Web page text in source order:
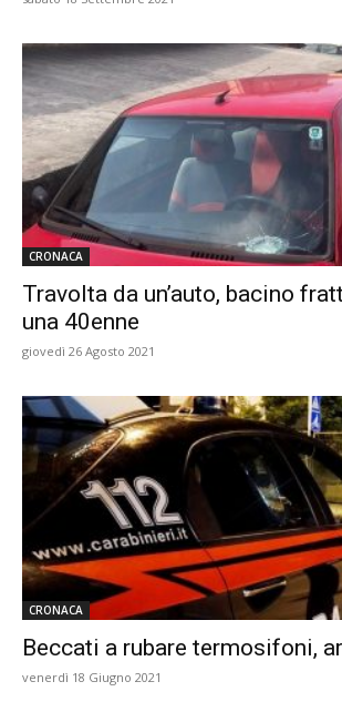
CRONACA
Travolta da un’auto, bacino
una 40enne
giovedì 26 Agosto 2021
CRONACA
Beccati a rubare termosifoni,
venerdì 18 Giugno 2021